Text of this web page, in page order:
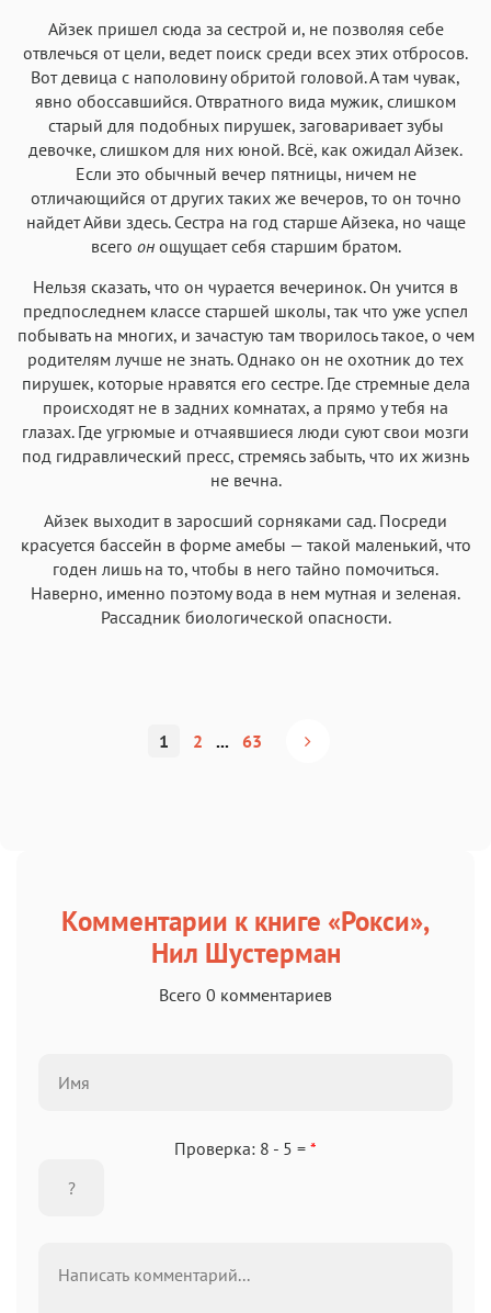
Айзек пришел сюда за сестрой и, не позволяя себе
отвлечься от цели, ведет поиск среди всех этих отбросов.
Вот девица с наполовину обритой головой. А там чувак,
явно обоссавшийся. Отвратного вида мужик, слишком
старый для подобных пирушек, заговаривает зубы
девочке, слишком для них юной. Всё, как ожидал Айзек.
Если это обычный вечер пятницы, ничем не
отличающийся от других таких же вечеров, то он точно
найдет Айви здесь. Сестра на год старше Айзека, но чаще
всего онощущает себя старшим братом.
Нельзя сказать, что он чурается вечеринок. Он учится в
предпоследнем классе старшей школы, так что уже успел
побывать на многих, и зачастую там творилось такое, о чем
родителям лучше не знать. Однако он не охотник до тех
пирушек, которые нравятся его сестре. Где стремные дела
происходят не в задних комнатах, а прямо у тебя на
глазах. Где угрюмые и отчаявшиеся люди суют свои мозги
под гидравлический пресс, стремясь забыть, что их жизнь
не вечна.
Айзек выходит в заросший сорняками сад. Посреди
красуется бассейн в форме амебы — такой маленький, что
годен лишь на то, чтобы в него тайно помочиться.
Наверно, именно поэтому вода в нем мутная и зеленая.
Рассадник биологической опасности.
1 2 ... 63
Комментарии к книге «Рокси»,
Нил Шустерман
Всего 0 комментариев
Проверка: 8 - 5 = *